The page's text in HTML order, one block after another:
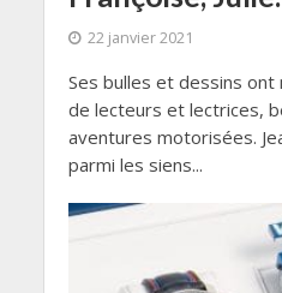
22 janvier 2021
Ses bulles et dessins
de lecteurs et lectrices,
aventures motorisées.
parmi les siens...